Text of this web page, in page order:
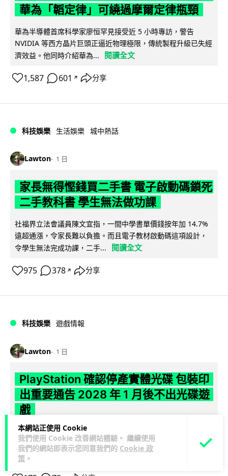
本網站正使用 Cookie
我們使用 Cookie 改善網站體驗。 繼續使用
我們的網站即表示您同意我們的 Cookie 政
策 。
華為「韜定律」可繞過摩爾定律瓶頸
華為半導體首席科學家廖恒罕見接受近 5 小時專訪，警告
NVIDIA 等西方晶片巨頭正逼近物理極限，傳統製程升級已失經
濟效益。他同時介紹華為...
閱讀全文
1,587 601 ↗ 分享
科技娛樂 生活娛樂 城中熱話
Lawton 1 日
家長無得慳錢買二手書 電子啟動碼鎖死
二手教科書 學生無法做功課
社福界立法會議員陳文宜指，一間中學書單價錢按年加 14.7%
遠超通漲，令家長難以負擔。而且電子教材啟動碼這項設計，
令學生無法完成功課，二手...
閱讀全文
975 378 ↗ 分享
科技娛樂 遊戲情報
Lawton 1 日
PlayStation 確認停產實體光碟 包裝印
出重要通告 2028 年 1 月後不出光碟遊
戲
Sony 已在 PS5 主機包裝加貼提示貼紙，重申官方 7 月已公布
計劃：2028 年 1 月起停產新遊戲實體光碟。分析師預期 PS6
因此...
閱讀全文